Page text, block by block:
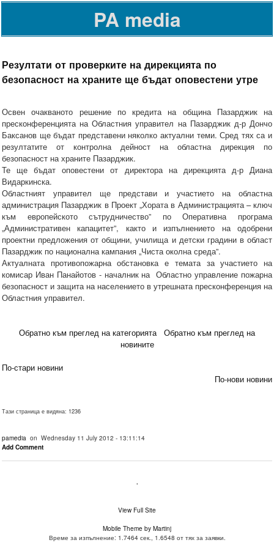
PA media
Резултати от проверките на дирекцията по
безопасност на храните ще бъдат оповестени утре
Освен очакваното решение по кредита на община Пазарджик на
пресконференцията на Областния управител на Пазарджик д-р Дончо
Баксанов ще бъдат представени няколко актуални теми. Сред тях са и
резултатите от контролна дейност на областна дирекция по
безопасност на храните Пазарджик.
Те ще бъдат оповестени от директора на дирекцията д-р Диана
Видаркинска.
Областният управител ще представи и участието на областна
администрация Пазарджик в Проект „Хората в Администрацията – ключ
към европейското сътрудничество” по Оперативна програма
„Административен капацитет”, както и изпълнението на одобрени
проектни предложения от общини, училища и детски градини в област
Пазарджик по национална кампания „Чиста околна среда”.
Актуалната противопожарна обстановка е темата за участието на
комисар Иван Панайотов - началник на Областно управление пожарна
безопасност и защита на населението в утрешната пресконференция на
Областния управител.
Обратно към преглед на категорията
Обратно към преглед на
новините
По-стари новини
По-нови новини
Тази страница е видяна: 1236
pamedia on Wednesday 11 July 2012 - 13:11:14
Add Comment
.
View Full Site
Mobile Theme by Martinj
Време за изпълнение: 1.7464 сек., 1.6548 от тях за заявки.